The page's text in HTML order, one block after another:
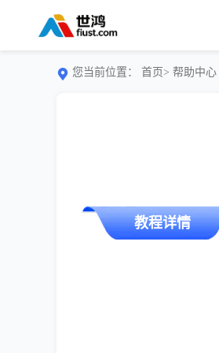
您当前位置： 首页> 帮助中心
教程详情